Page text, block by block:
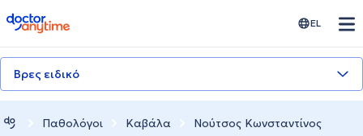
doctoranytime EL
Βρες ειδικό
Παθολόγοι Καβάλα Νούτσος Κωνσταντίνος